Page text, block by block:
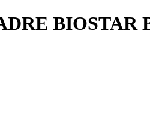
BIOSTAR